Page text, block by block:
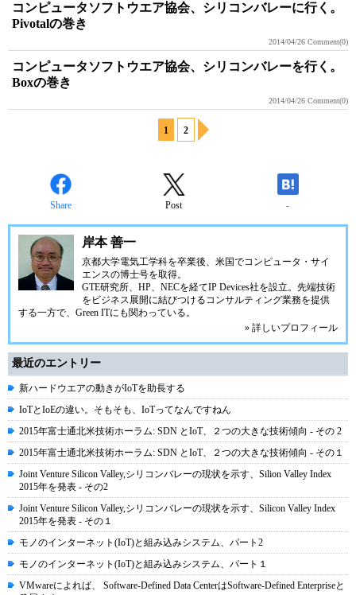
コンピュータソフトウエア協会、シリコンバレーに行く。
Pivotalの巻き
2014/04/26 Comment(0)
コンピュータソフトウエア協会、シリコンバレーを行く。
Boxの巻き
2014/04/26 Comment(0)
1 2
Share Post -
岸本 善一
京都大学電気工学科を卒業後、米国でコンピュータ・サイ
エンスの博士号を取得。
GTE研究所、HP、NECを経てIP Devices社を設立。先端技術
をビジネス展開に結びつけるコンサルティング業務を提供
する一方で、Green ITにも関わっている。
» 詳しいプロフィール
最近のエントリー
新ハードウエアの動きがIoTを助長する
IoTとIoEの違い。そもそも、IoTってなんですねん
2015年富士通北米技術ホーラム: SDN とIoT、２つの大きな技術傾向 - その 2
2015年富士通北米技術ホーラム: SDN とIoT、２つの大きな技術傾向 - その１
Joint Venture Silicon Valley,シリコンバレーの現状を示す、Silion Valley Index
2015年を発表 - その2
Joint Venture Silicon Valley,シリコンバレーの現状を示す、Silicon Valley Index
2015年を発表 - その１
モノのインターネット(IoT)と組み込みシステム、パート2
モノのインターネット(IoT)と組み込みシステム、パート１
VMwareによれば、 Software-Defined Data CenterはSoftware-Defined Enterpriseと